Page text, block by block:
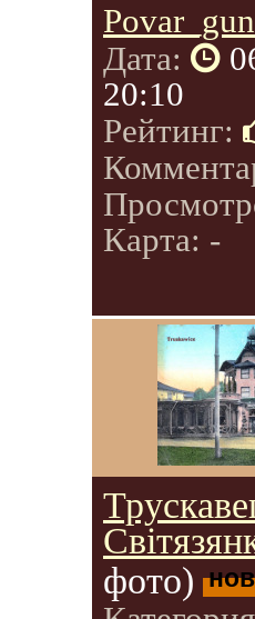
Дата:
20:10
Рейтинг:
Карта: -
фото)